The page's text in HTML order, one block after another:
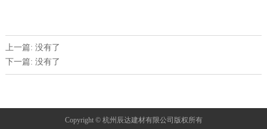
上一篇: 没有了
下一篇: 没有了
Copyright © 杭州辰达建材有限公司版权所有